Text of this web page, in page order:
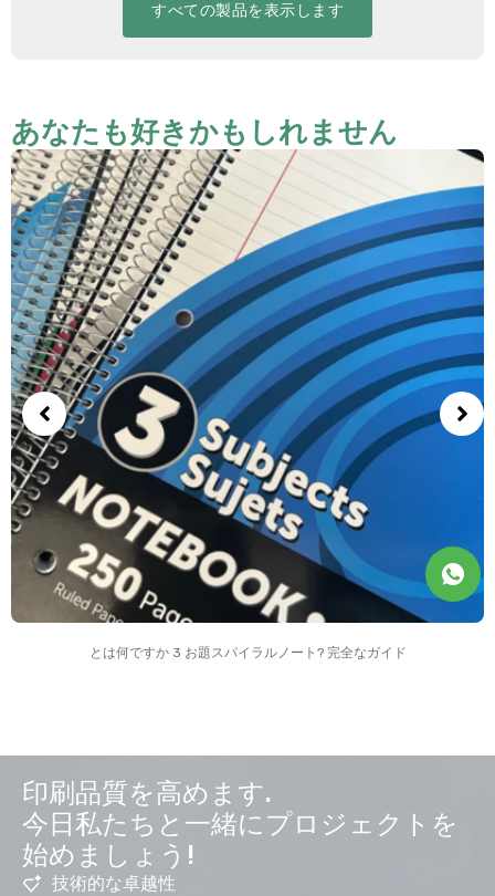
すべての製品を表示します
あなたも好きかもしれません
とは何ですか 3 お題スパイラルノート? 完全なガイド
印刷品質を高めます.
今日私たちと一緒にプロジェクトを
始めましょう!
技術的な卓越性